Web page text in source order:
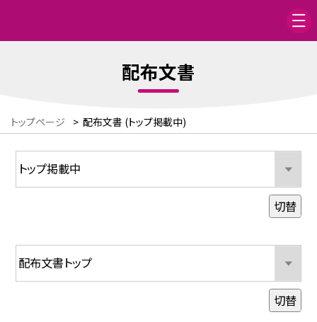
配布文書
トップページ > 配布文書 (トップ掲載中)
切替
切替